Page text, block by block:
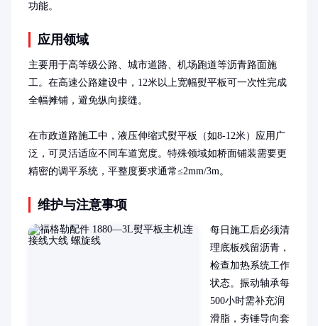
功能。
应用领域
主要用于高等级公路、城市道路、机场跑道等沥青路面施
工。在高速公路建设中，12米以上宽幅熨平板可一次性完成
全幅摊铺，避免纵向接缝。
在市政道路施工中，液压伸缩式熨平板（如8-12米）应用广
泛，可灵活适应不同车道宽度。特殊领域如桥面铺装需要更
精密的调平系统，平整度要求通常≤2mm/3m。
维护与注意事项
每日施工后必须清
理底板残留沥青，
检查加热系统工作
状态。振动轴承每
500小时需补充润
滑脂，夯锤导向套